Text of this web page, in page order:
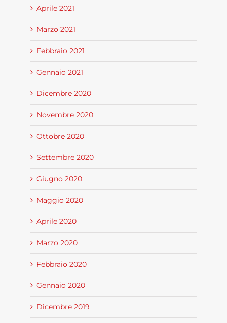
Aprile 2021
Marzo 2021
Febbraio 2021
Gennaio 2021
Dicembre 2020
Novembre 2020
Ottobre 2020
Settembre 2020
Giugno 2020
Maggio 2020
Aprile 2020
Marzo 2020
Febbraio 2020
Gennaio 2020
Dicembre 2019